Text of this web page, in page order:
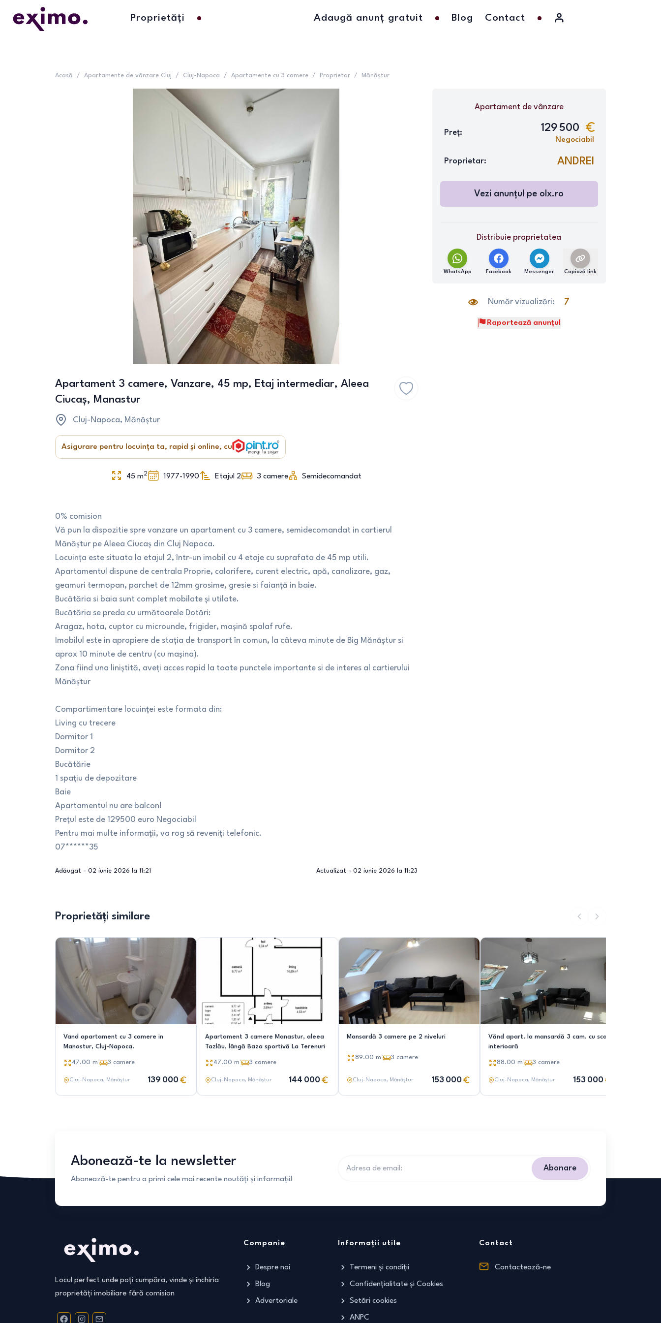
Proprietăți Adaugă anunț gratuit Blog Contact
Acasă / Apartamente de vânzare Cluj / Cluj-Napoca / Apartamente cu 3 camere / Proprietar / Mănăștur
Apartament 3 camere, Vanzare, 45 mp, Etaj intermediar, Aleea
Ciucaș, Manastur
Cluj-Napoca, Mănăștur
Asigurare pentru locuința ta, rapid și online, cu
45 m2 1977-1990 Etajul 2 3 camere Semidecomandat
0% comision
Vă pun la dispozitie spre vanzare un apartament cu 3 camere, semidecomandat in cartierul
Mănăștur pe Aleea Ciucaș din Cluj Napoca.
Locuința este situata la etajul 2, într-un imobil cu 4 etaje cu suprafata de 45 mp utili.
Apartamentul dispune de centrala Proprie, calorifere, curent electric, apă, canalizare, gaz,
geamuri termopan, parchet de 12mm grosime, gresie si faianță in baie.
Bucătăria si baia sunt complet mobilate și utilate.
Bucătăria se preda cu următoarele Dotări:
Aragaz, hota, cuptor cu microunde, frigider, mașină spalaf rufe.
Imobilul este in apropiere de stația de transport în comun, la câteva minute de Big Mănăștur si
aprox 10 minute de centru (cu mașina).
Zona fiind una liniștită, aveți acces rapid la toate punctele importante si de interes al cartierului
Mănăștur
Compartimentare locuinței este formata din:
Living cu trecere
Dormitor 1
Dormitor 2
Bucătărie
1 spațiu de depozitare
Baie
Apartamentul nu are balcon!
Prețul este de 129500 euro Negociabil
Pentru mai multe informații, va rog să reveniți telefonic.
07******35
Adăugat - 02 iunie 2026 la 11:21 Actualizat - 02 iunie 2026 la 11:23
Apartamentde vânzare
Preț: 129 500
Negociabil
Proprietar: ANDREI
Vezi anunțul pe olx.ro
Distribuie proprietatea
WhatsApp Facebook Messenger Copiază link
Număr vizualizări: 7
Raportează anunțul
Proprietăți similare
Vand apartament cu 3 camere in
Manastur, Cluj-Napoca.
47.00 m² 3 camere
Cluj-Napoca, Mănăștur 139 000
Apartament 3 camere Manastur, aleea
Tazlău, lângă Baza sportivă La Terenuri
47.00 m² 3 camere
Cluj-Napoca, Mănăștur 144 000
Mansardă 3 camere pe 2 niveluri
89.00 m² 3 camere
Cluj-Napoca, Mănăștur 153 000
Vănd apart. la mansardă 3 cam. cu scară
interioară
88.00 m² 3 camere
Cluj-Napoca, Mănăștur 153 000
Abonează-te la newsletter
Abonează-te pentru a primi cele mai recente noutăți și informații!
Abonare
Locul perfect unde poți cumpăra, vinde și închiria
proprietăți imobiliare fără comision
Companie
Despre noi
Blog
Advertoriale
Informații utile
Termeni și condiții
Confidențialitate și Cookies
Setări cookies
ANPC
Contact
Contactează-ne